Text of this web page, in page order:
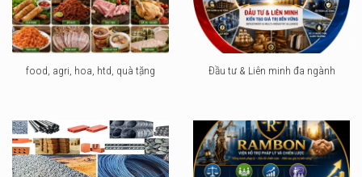
food, agri, hoa, htd, quà tặng Đầu tư & Liên minh đa ngành